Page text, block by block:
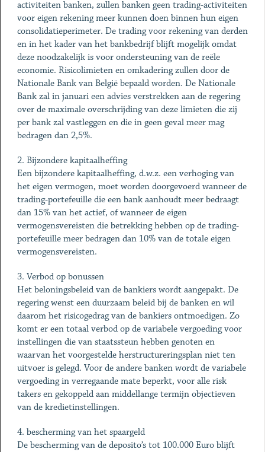
activiteiten banken, zullen banken geen trading-activiteiten
voor eigen rekening meer kunnen doen binnen hun eigen
consolidatieperimeter. De trading voor rekening van derden
en in het kader van het bankbedrijf blijft mogelijk omdat
deze noodzakelijk is voor ondersteuning van de reële
economie. Risicolimieten en omkadering zullen door de
Nationale Bank van België bepaald worden. De Nationale
Bank zal in januari een advies verstrekken aan de regering
over de maximale overschrijding van deze limieten die zij
per bank zal vastleggen en die in geen geval meer mag
bedragen dan 2,5%.
2. Bijzondere kapitaalheffing
Een bijzondere kapitaalheffing, d.w.z. een verhoging van
het eigen vermogen, moet worden doorgevoerd wanneer de
trading-portefeuille die een bank aanhoudt meer bedraagt
dan 15% van het actief, of wanneer de eigen
vermogensvereisten die betrekking hebben op de trading-
portefeuille meer bedragen dan 10% van de totale eigen
vermogensvereisten.
3. Verbod op bonussen
Het beloningsbeleid van de bankiers wordt aangepakt. De
regering wenst een duurzaam beleid bij de banken en wil
daarom het risicogedrag van de bankiers ontmoedigen. Zo
komt er een totaal verbod op de variabele vergoeding voor
instellingen die van staatssteun hebben genoten en
waarvan het voorgestelde herstructureringsplan niet ten
uitvoer is gelegd. Voor de andere banken wordt de variabele
vergoeding in verregaande mate beperkt, voor alle risk
takers en gekoppeld aan middellange termijn objectieven
van de kredietinstellingen.
4. bescherming van het spaargeld
De bescherming van de deposito’s tot 100.000 Euro blijft